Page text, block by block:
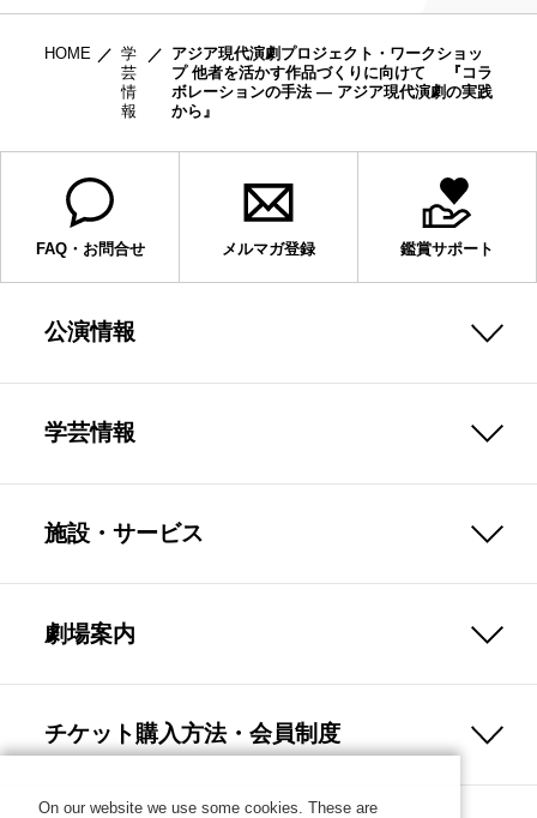
HOME
学
芸
情
報
アジア現代演劇プロジェクト・ワークショッ
プ 他者を活かす作品づくりに向けて 『コラ
ボレーションの手法 ― アジア現代演劇の実践
から』
FAQ・お問合せ メルマガ登録 鑑賞サポート
公演情報
学芸情報
施設・サービス
劇場案内
チケット購入方法・会員制度
On our website we use some cookies. These are